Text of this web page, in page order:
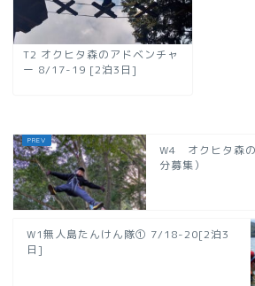
T2 オクヒタ森のアドベンチャ
ー 8/17-19 [2泊3日]
W4 オクヒタ森
分募集）
W1無人島たんけん隊① 7/18-20[2泊3
日]